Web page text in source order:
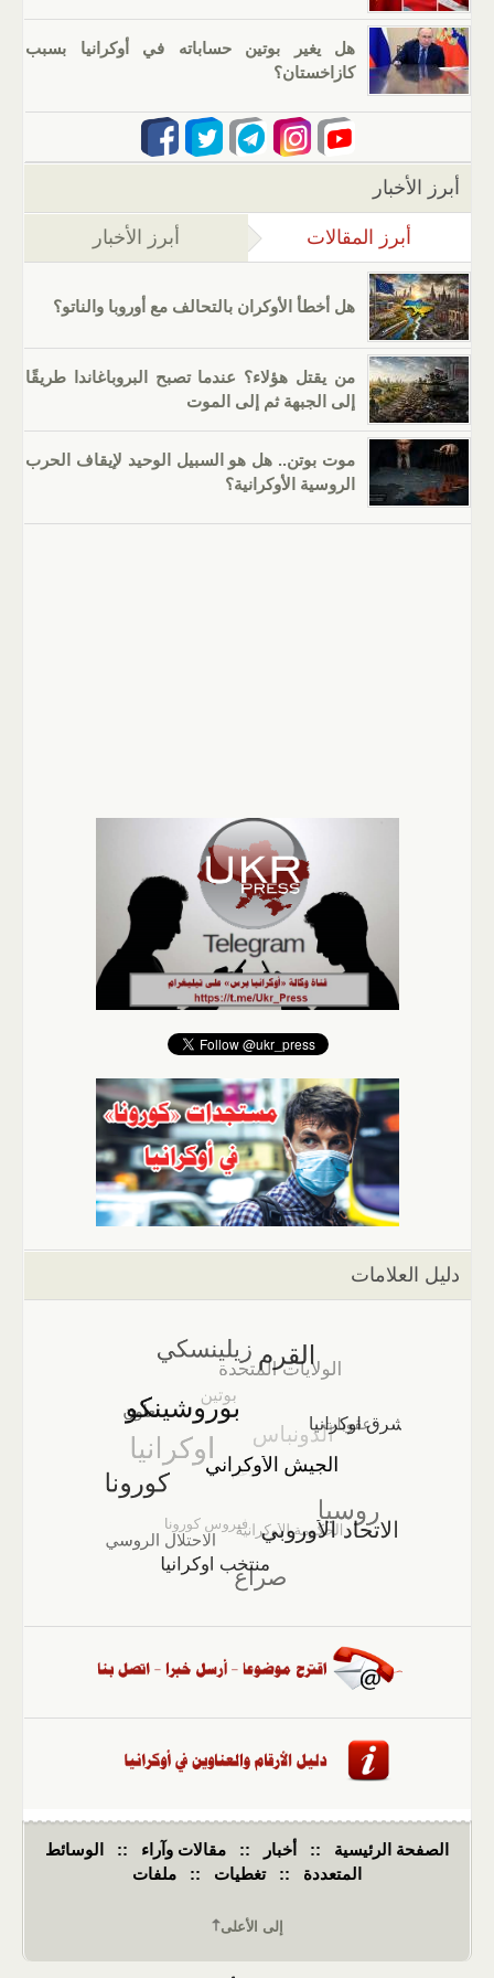
هل يغير بوتين حساباته في أوكرانيا بسبب
كازاخستان؟
أبرز الأخبار
أبرز المقالات (علامة التبويب النشطة)
أبرز الأخبار
هل أخطأ الأوكران بالتحالف مع أوروبا والناتو؟
من يقتل هؤلاء؟ عندما تصبح البروباغاندا طريقًا
إلى الجبهة ثم إلى الموت
موت بوتن.. هل هو السبيل الوحيد لإيقاف الحرب
الروسية الأوكرانية؟
دليل العلامات
الصفحة الرئيسية :: أخبار :: مقالات وآراء ::
الوسائط
المتعددة
:: تغطيات :: ملفات
إلى الأعلى